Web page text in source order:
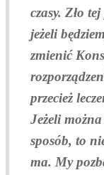
czasy. Zło
jeżeli
zmienić
przecież
Jeżeli
sposób, to
ma. My